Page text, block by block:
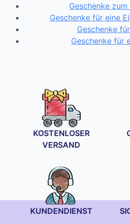
Geschenke zum
Geschenke für eine
Geschenke
Geschenke für
KOSTENLOSER
VERSAND
KUNDENDIENST